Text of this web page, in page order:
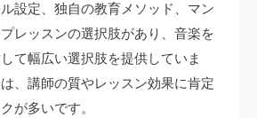
設定、独自の教育メソッド、マン
レッスンの選択肢があり、音楽を
て幅広い選択肢を提供していま
、講師の質やレッスン効果に肯定
が多いです。